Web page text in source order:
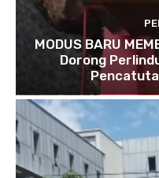
MODUS BARU
Dorong